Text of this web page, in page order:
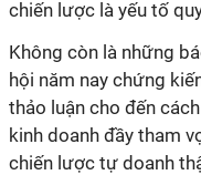
chiến lược là yếu tố
Không còn là những
hội năm nay chứng
thảo luận cho đến
kinh doanh đầy tham
chiến lược tự doanh